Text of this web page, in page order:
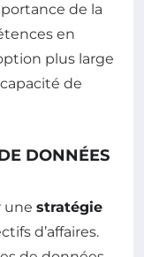
de la
en
plus large
de
DONNÉES
une stratégie
d’affaires.